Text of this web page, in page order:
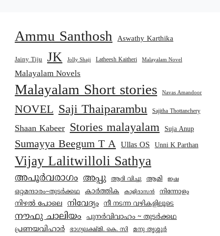
Ammu Santhosh Aswathy Karthika
Jainy Tiju JK Jolly Shaji Latheesh Kaitheri Malayalam Novel
Malayalam Novels
Malayalam Short stories Navas Amandoor
NOVEL Saji Thaiparambu Sajitha Thottanchery
Shaan Kabeer Stories malayalam Suja Anup
Sumayya Beegum T A Ullas OS Unni K Parthan
Vijay Lalitwilloli Sathya
അപൂർവരാഗം അപ്പു ആദി വിച്ചു ആമി ഇഷ
ഒറ്റമന്ദാരം~തുടർക്കഥ കാര്‍ത്തിക കാളിദാസൻ നിന്നോളം
നിഴൽ പോലെ നിവേദ്യം നീ നടന്ന വഴികളിലൂടെ
നൗഫു ചാലിയം പുനർവിവാഹം ~ തുടർക്കഥ
പ്രണയവിഹാർ ഭാഗ്യലക്ഷ്മി. കെ. സി
മനു തൃശ്ശൂർ